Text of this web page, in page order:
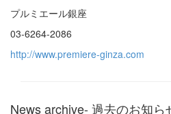
プルミエール銀座
03-6264-2086
http://www.premiere-ginza.com
News archive- 過去のお知ら